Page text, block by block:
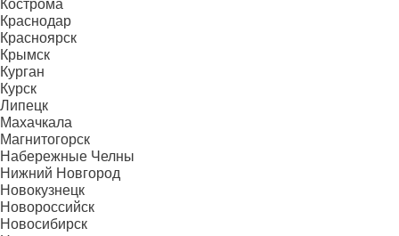
Кострома
Краснодар
Красноярск
Крымск
Курган
Курск
Липецк
Махачкала
Магнитогорск
Набережные Челны
Нижний Новгород
Новокузнецк
Новороссийск
Новосибирск